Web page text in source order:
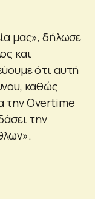
μας», δήλωσε
και
ότι αυτή
καθώς
την Overtime
την